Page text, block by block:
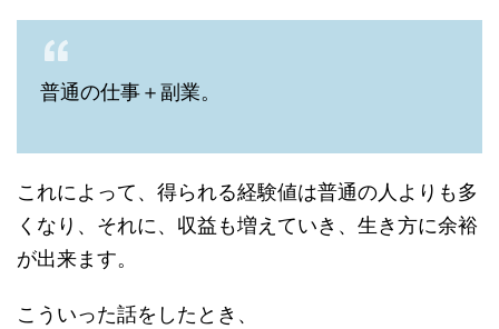
普通の仕事＋副業。
これによって、得られる経験値は普通の人よりも多
くなり、それに、収益も増えていき、生き方に余裕
が出来ます。
こういった話をしたとき、